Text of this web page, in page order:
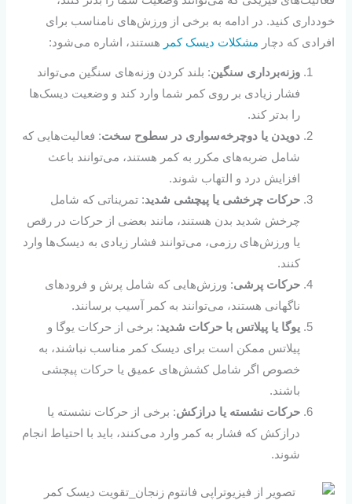
خودداری کنید. در ادامه به برخی از ورزش‌های نامناسب برای
افرادی که دچار مشکلات دیسک کمر هستند، اشاره می‌شود:
وزنه‌برداری سنگین: بلند کردن وزنه‌های سنگین می‌تواند
فشار زیادی بر روی کمر شما وارد کند و وضعیت دیسک‌ها
را بدتر کند.
دویدن یا دوچرخه‌سواری در سطوح سخت: فعالیت‌هایی که
شامل ضربه‌های مکرر به کمر هستند، می‌توانند باعث
افزایش درد و التهاب شوند.
حرکات چرخشی یا پیچشی شدید: تمریناتی که شامل
چرخش شدید بدن هستند، مانند بعضی از حرکات در رقص
یا ورزش‌های رزمی، می‌توانند فشار زیادی به دیسک‌ها وارد
کنند.
حرکات پرشی: ورزش‌هایی که شامل پرش و فرودهای
ناگهانی هستند، می‌توانند به کمر آسیب برسانند.
یوگا یا پیلاتس با حرکات شدید: برخی از حرکات یوگا و
پیلاتس ممکن است برای دیسک کمر مناسب نباشند، به
خصوص اگر شامل کشش‌های عمیق یا حرکات پیچشی
باشند.
حرکات نشسته یا درازکش: برخی از حرکات نشسته یا
درازکش که فشار به کمر وارد می‌کنند، باید با احتیاط انجام
شوند.